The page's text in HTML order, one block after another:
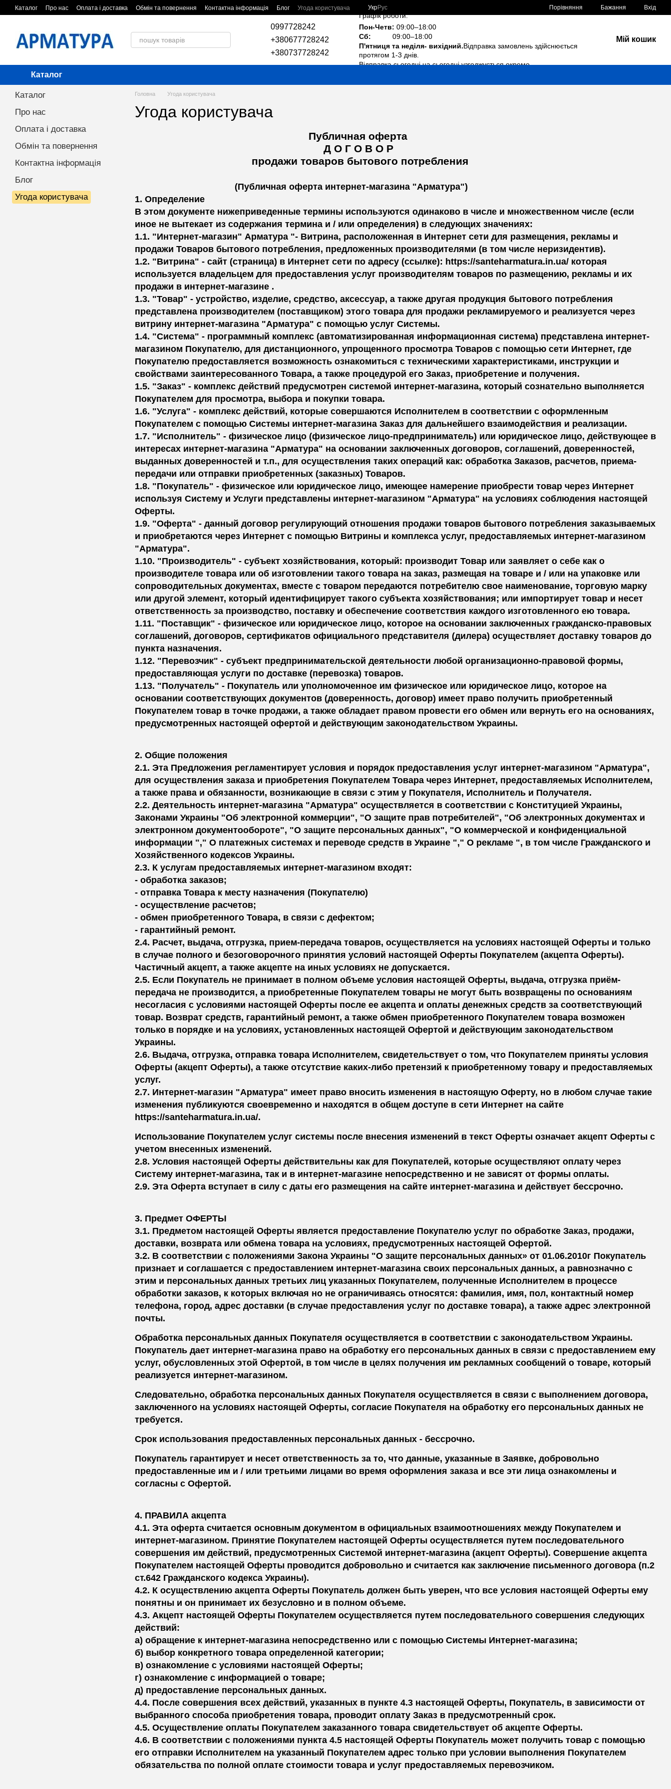
Перейти до основного контенту
Каталог Про нас Оплата і доставка Обмін та повернення Контактна інформація Блог Угода користувача УкрРус Порівняння Бажання Вхід
0997728242
+380677728242
+380737728242
Графік роботи:
Пон-Четв: 09:00–18:00
Сб:
09:00–18:00
П'ятниця та неділя- вихідний.Відправка замовлень здійснюється
протягом 1-3 днів.
Відправка сьогодні на сьогодні узгоджується окремо.
Мій кошик
Каталог
Головна Угода користувача
Угода користувача
Публичная оферта
Д О Г О В О Р
продажи товаров бытового потребления
(Публичная оферта интернет-магазина "Арматура")
1. Определение
В этом документе нижеприведенные термины используются одинаково в числе и множественном числе (если
иное не вытекает из содержания термина и / или определения) в следующих значениях:
1.1. "Интернет-магазин" Арматура "- Витрина, расположенная в Интернет сети для размещения, рекламы и
продажи Товаров бытового потребления, предложенных производителями (в том числе неризидентив).
1.2. "Витрина" - сайт (страница) в Интернет сети по адресу (ссылке): https://santeharmatura.in.ua/ которая
используется владельцем для предоставления услуг производителям товаров по размещению, рекламы и их
продажи в интернет-магазине .
1.3. "Товар" - устройство, изделие, средство, аксессуар, а также другая продукция бытового потребления
представлена ​​производителем (поставщиком) этого товара для продажи рекламируемого и реализуется через
витрину интернет-магазина "Арматура" с помощью услуг Системы.
1.4. "Система" - программный комплекс (автоматизированная информационная система) представлена ​​интернет-
магазином Покупателю, для дистанционного, упрощенного просмотра Товаров с помощью сети Интернет, где
Покупателю предоставляется возможность ознакомиться с техническими характеристиками, инструкции и
свойствами заинтересованного Товара, а также процедурой его Заказ, приобретение и получения.
1.5. "Заказ" - комплекс действий предусмотрен системой интернет-магазина, который сознательно выполняется
Покупателем для просмотра, выбора и покупки товара.
1.6. "Услуга" - комплекс действий, которые совершаются Исполнителем в соответствии с оформленным
Покупателем с помощью Системы интернет-магазина Заказ для дальнейшего взаимодействия и реализации.
1.7. "Исполнитель" - физическое лицо (физическое лицо-предприниматель) или юридическое лицо, действующее в
интересах интернет-магазина "Арматура" на основании заключенных договоров, соглашений, доверенностей,
выданных доверенностей и т.п., для осуществления таких операций как: обработка Заказов, расчетов, приема-
передачи или отправки приобретенных (заказных) Товаров.
1.8. "Покупатель" - физическое или юридическое лицо, имеющее намерение приобрести товар через Интернет
используя Систему и Услуги представлены интернет-магазином "Арматура" на условиях соблюдения настоящей
Оферты.
1.9. "Оферта" - данный договор регулирующий отношения продажи товаров бытового потребления заказываемых
и приобретаются через Интернет с помощью Витрины и комплекса услуг, предоставляемых интернет-магазином
"Арматура".
1.10. "Производитель" - субъект хозяйствования, который: производит Товар или заявляет о себе как о
производителе товара или об изготовлении такого товара на заказ, размещая на товаре и / или на упаковке или
сопроводительных документах, вместе с товаром передаются потребителю свое наименование, торговую марку
или другой элемент, который идентифицирует такого субъекта хозяйствования; или импортирует товар и несет
ответственность за производство, поставку и обеспечение соответствия каждого изготовленного ею товара.
1.11. "Поставщик" - физическое или юридическое лицо, которое на основании заключенных гражданско-правовых
соглашений, договоров, сертификатов официального представителя (дилера) осуществляет доставку товаров до
пункта назначения.
1.12. "Перевозчик" - субъект предпринимательской деятельности любой организационно-правовой формы,
предоставляющая услуги по доставке (перевозка) товаров.
1.13. "Получатель" - Покупатель или уполномоченное им физическое или юридическое лицо, которое на
основании соответствующих документов (доверенность, договор) имеет право получить приобретенный
Покупателем товар в точке продажи, а также обладает правом провести его обмен или вернуть его на основаниях,
предусмотренных настоящей офертой и действующим законодательством Украины.
2. Общие положения
2.1. Эта Предложения регламентирует условия и порядок предоставления услуг интернет-магазином "Арматура",
для осуществления заказа и приобретения Покупателем Товара через Интернет, предоставляемых Исполнителем,
а также права и обязанности, возникающие в связи с этим у Покупателя, Исполнитель и Получателя.
2.2. Деятельность интернет-магазина "Арматура" осуществляется в соответствии с Конституцией Украины,
Законами Украины "Об электронной коммерции", "О защите прав потребителей", "Об электронных документах и ​​
электронном документообороте", "О защите персональных данных", "О коммерческой и конфиденциальной
информации "," О платежных системах и переводе средств в Украине "," О рекламе ", в том числе Гражданского и
Хозяйственного кодексов Украины.
2.3. К услугам предоставляемых интернет-магазином входят:
- обработка заказов;
- отправка Товара к месту назначения (Покупателю)
- осуществление расчетов;
- обмен приобретенного Товара, в связи с дефектом;
- гарантийный ремонт.
2.4. Расчет, выдача, отгрузка, прием-передача товаров, осуществляется на условиях настоящей Оферты и только
в случае полного и безоговорочного принятия условий настоящей Оферты Покупателем (акцепта Оферты).
Частичный акцепт, а также акцепте на иных условиях не допускается.
2.5. Если Покупатель не принимает в полном объеме условия настоящей Оферты, выдача, отгрузка приём-
передача не производится, а приобретенные Покупателем товары не могут быть возвращены по основаниям
несогласия с условиями настоящей Оферты после ее акцепта и оплаты денежных средств за соответствующий
товар. Возврат средств, гарантийный ремонт, а также обмен приобретенного Покупателем товара возможен
только в порядке и на условиях, установленных настоящей Офертой и действующим законодательством
Украины.
2.6. Выдача, отгрузка, отправка товара Исполнителем, свидетельствует о том, что Покупателем приняты условия
Оферты (акцепт Оферты), а также отсутствие каких-либо претензий к приобретенному товару и предоставляемых
услуг.
2.7. Интернет-магазин "Арматура" имеет право вносить изменения в настоящую Оферту, но в любом случае такие
изменения публикуются своевременно и находятся в общем доступе в сети Интернет на сайте
https://santeharmatura.in.ua/.
Использование Покупателем услуг системы после внесения изменений в текст Оферты означает акцепт Оферты с
учетом внесенных изменений.
2.8. Условия настоящей Оферты действительны как для Покупателей, которые осуществляют оплату через
Систему интернет-магазина, так и в интернет-магазине непосредственно и не зависят от формы оплаты.
2.9. Эта Оферта вступает в силу с даты его размещения на сайте интернет-магазина и действует бессрочно.
3. Предмет ОФЕРТЫ
3.1. Предметом настоящей Оферты является предоставление Покупателю услуг по обработке Заказ, продажи,
доставки, возврата или обмена товара на условиях, предусмотренных настоящей Офертой.
3.2. В соответствии с положениями Закона Украины "О защите персональных данных» от 01.06.2010г Покупатель
признает и соглашается с предоставлением интернет-магазина своих персональных данных, а равнозначно с
этим и персональных данных третьих лиц указанных Покупателем, полученные Исполнителем в процессе
обработки заказов, к которых включая но не ограничиваясь относятся: фамилия, имя, пол, контактный номер
телефона, город, адрес доставки (в случае предоставления услуг по доставке товара), а также адрес электронной
почты.
Обработка персональных данных Покупателя осуществляется в соответствии с законодательством Украины.
Покупатель дает интернет-магазина право на обработку его персональных данных в связи с предоставлением ему
услуг, обусловленных этой Офертой, в том числе в целях получения им рекламных сообщений о товаре, который
реализуется интернет-магазином.
Следовательно, обработка персональных данных Покупателя осуществляется в связи с выполнением договора,
заключенного на условиях настоящей Оферты, согласие Покупателя на обработку его персональных данных не
требуется.
Срок использования предоставленных персональных данных - бессрочно.
Покупатель гарантирует и несет ответственность за то, что данные, указанные в Заявке, добровольно
предоставленные им и / или третьими лицами во время оформления заказа и все эти лица ознакомлены и
согласны с Офертой.
4. ПРАВИЛА акцепта
4.1. Эта оферта считается основным документом в официальных взаимоотношениях между Покупателем и
интернет-магазином. Принятие Покупателем настоящей Оферты осуществляется путем последовательного
совершения им действий, предусмотренных Системой интернет-магазина (акцепт Оферты). Совершение акцепта
Покупателем настоящей Оферты проводится добровольно и считается как заключение письменного договора (п.2
ст.642 Гражданского кодекса Украины).
4.2. К осуществлению акцепта Оферты Покупатель должен быть уверен, что все условия настоящей Оферты ему
понятны и он принимает их безусловно и в полном объеме.
4.3. Акцепт настоящей Оферты Покупателем осуществляется путем последовательного совершения следующих
действий:
а) обращение к интернет-магазина непосредственно или с помощью Системы Интернет-магазина;
б) выбор конкретного товара определенной категории;
в) ознакомление с условиями настоящей Оферты;
г) ознакомление с информацией о товаре;
д) предоставление персональных данных.
4.4. После совершения всех действий, указанных в пункте 4.3 настоящей Оферты, Покупатель, в зависимости от
выбранного способа приобретения товара, проводит оплату Заказ в предусмотренный срок.
4.5. Осуществление оплаты Покупателем заказанного товара свидетельствует об акцепте Оферты.
4.6. В соответствии с положениями пункта 4.5 настоящей Оферты Покупатель может получить товар с помощью
его отправки Исполнителем на указанный Покупателем адрес только при условии выполнения Покупателем
обязательства по полной оплате стоимости товара и услуг предоставляемых перевозчиком.
Каталог
Про нас
Оплата і доставка
Обмін та повернення
Контактна інформація
Блог
Угода користувача